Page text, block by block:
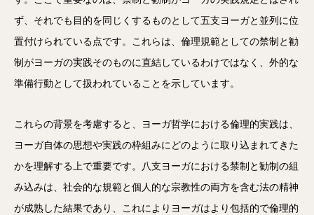
ず、それでも目的を同じくするものとして五支ヨーガと並列に位
置付けられている点です。これらは、倫理規範としての禁制と勧
制がヨーガの実践そのものに直結しているわけではなく、外的な
準備行動として扱われていることを示しています。
これらの背景を考慮すると、ヨーガ哲学における倫理的実践は、
ヨーガ自体の思想や実践の枠組みにどのように取り込まれてきた
かを理解する上で重要です。八支ヨーガにおける禁制と勧制の組
み込みは、社会的な規範と個人的な宗教性の両方を含む法の精神
が成熟した結果であり、これによりヨーガはより包括的で倫理的